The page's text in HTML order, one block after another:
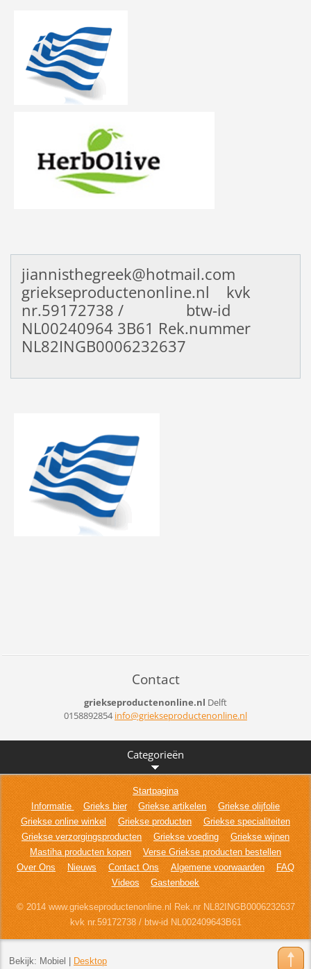
jiannisthegreek@hotmail.com
griekseproductenonline.nl kvk
nr.59172738 / btw-id
NL002409643B61 Rek.nummer
NL82INGB0006232637
Contact
griekseproductenonline.nl Delft
0158892854info@griekseproductenonline.nl
Categorieën
Startpagina
Informatie
Grieks bier Griekse artikelen
Griekse olijfolie
Griekse online winkel
Griekse producten
Griekse specialiteiten
Griekse verzorgingsproducten
Griekse voeding
Griekse wijnen
Mastiha producten kopen
Verse Griekse producten bestellen
Over Ons
Nieuws Contact Ons Algemene voorwaarden
FAQ
Videos
Gastenboek
© 2014 www.griekseproductenonline.nl Rek.nr NL82INGB0006232637
kvk nr.59172738 / btw-id NL002409643B61
Bekijk: Mobiel | Desktop